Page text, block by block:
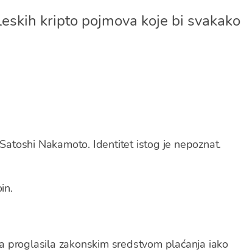
kripto pojmova koje bi svakako
Nakamoto. Identitet istog je nepoznat.
proglasila zakonskim sredstvom plaćanja iako